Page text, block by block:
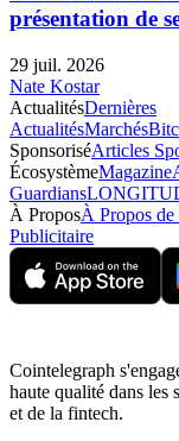
présentation de
29 juil. 2026
Nate Kostar
ActualitésDernières
ActualitésMarchés
SponsoriséArticles
ÉcosystèmeMagazine
Guardians
À ProposÀ Propos
Publicitaire
Cointelegraph
haute qualité dans les
et de la fintech.